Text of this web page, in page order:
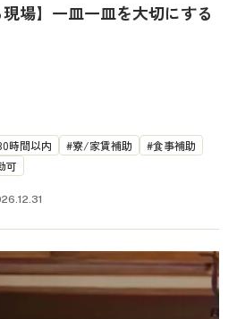
現場】一皿一皿を大切にする
時間以内 寮/家賃補助
食事補助
可